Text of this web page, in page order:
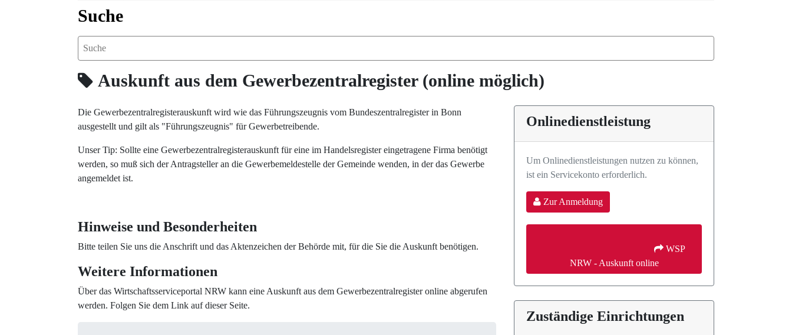
Suche
Auskunft aus dem Gewerbezentralregister (online möglich)
Die Gewerbezentralregisterauskunft wird wie das Führungszeugnis vom Bundeszentralregister in Bonn
ausgestellt und gilt als "Führungszeugnis" für Gewerbetreibende.
Unser Tip: Sollte eine Gewerbezentralregisterauskunft für eine im Handelsregister eingetragene Firma benötigt
werden, so muß sich der Antragsteller an die Gewerbemeldestelle der Gemeinde wenden, in der das Gewerbe
angemeldet ist.
Hinweise und Besonderheiten
Bitte teilen Sie uns die Anschrift und das Aktenzeichen der Behörde mit, für die Sie die Auskunft benötigen.
Weitere Informationen
Über das Wirtschaftsserviceportal NRW kann eine Auskunft aus dem Gewerbezentralregister online abgerufen
werden. Folgen Sie dem Link auf dieser Seite.
Onlinedienstleistung
Um Onlinedienstleistungen nutzen zu können,
ist ein Servicekonto erforderlich.
Zur Anmeldung
WSP
NRW - Auskunft online
Zuständige Einrichtungen